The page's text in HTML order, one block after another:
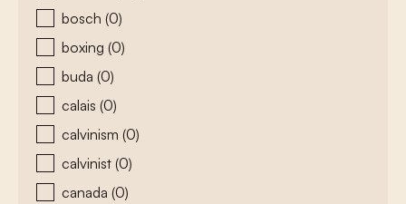
bosch (0)
boxing (0)
buda (0)
calais (0)
calvinism (0)
calvinist (0)
canada (0)